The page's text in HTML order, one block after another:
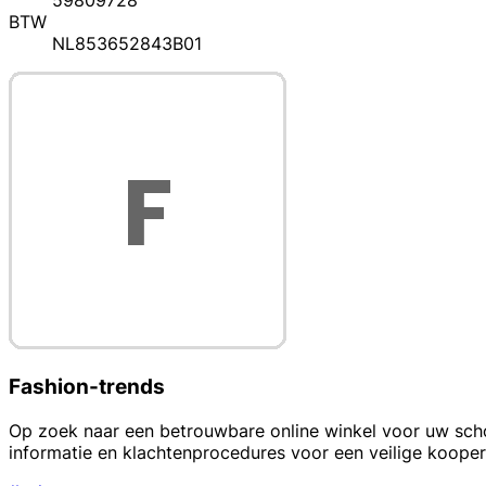
BTW
NL853652843B01
Fashion-trends
Op zoek naar een betrouwbare online winkel voor uw
informatie en klachtenprocedures voor een veilige